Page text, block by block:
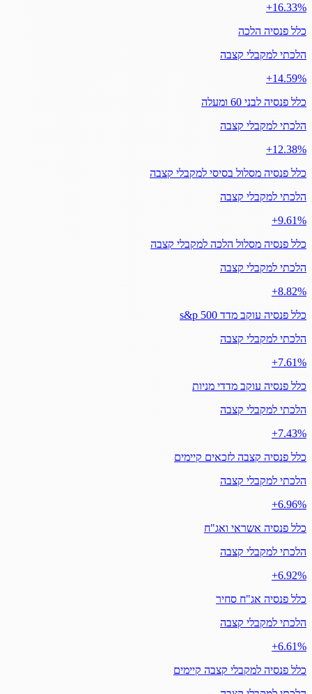
‎+16.33%
כלל פנסיה הלכה
הלכתי למקבלי קצבה
‎+14.59%
כלל פנסיה לבני 60 ומעלה
הלכתי למקבלי קצבה
‎+12.38%
כלל פנסיה מסלול בסיסי למקבלי קצבה
הלכתי למקבלי קצבה
‎+9.61%
כלל פנסיה מסלול הלכה למקבלי קצבה
הלכתי למקבלי קצבה
‎+8.82%
כלל פנסיה עוקב מדד s&p 500
הלכתי למקבלי קצבה
‎+7.61%
כלל פנסיה עוקב מדדי מניות
הלכתי למקבלי קצבה
‎+7.43%
כלל פנסיה קצבה לזכאים קיימים
הלכתי למקבלי קצבה
‎+6.96%
כלל פנסיה אשראי ואג"ח
הלכתי למקבלי קצבה
‎+6.92%
כלל פנסיה אג"ח סחיר
הלכתי למקבלי קצבה
‎+6.61%
כלל פנסיה למקבלי קצבה קיימים